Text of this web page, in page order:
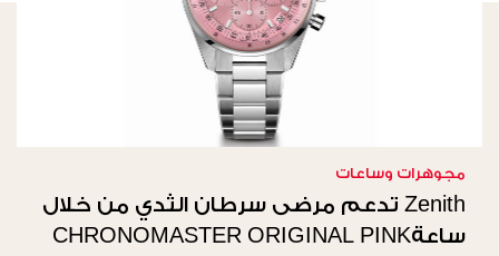
مجوهرات وساعات
Zenith تدعم مرضى سرطان الثدي من خلال
ساعةCHRONOMASTER ORIGINAL PINK